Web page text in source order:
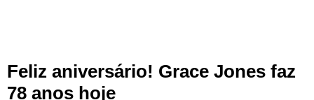
Feliz aniversário! Grace Jones faz
78 anos hoje